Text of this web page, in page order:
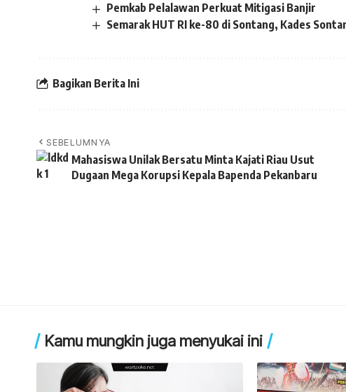
Pemkab Pelalawan Perkuat Mitigasi Banjir
Semarak HUT RI ke-80 di Sontang, Kades
Bagikan Berita Ini
SEBELUMNYA
Mahasiswa Unilak Bersatu Minta Kajati Riau Usut
Dugaan Mega Korupsi Kepala Bapenda Pekanbaru
Kamu mungkin juga menyukai ini